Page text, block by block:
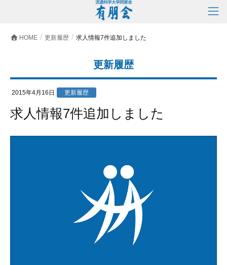
HOME 更新履歴 求人情報7件追加しました
更新履歴
2015年4月16日 更新履歴
求人情報7件追加しました